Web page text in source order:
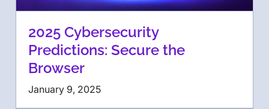
2025 Cybersecurity
Predictions: Secure the
Browser
January 9, 2025